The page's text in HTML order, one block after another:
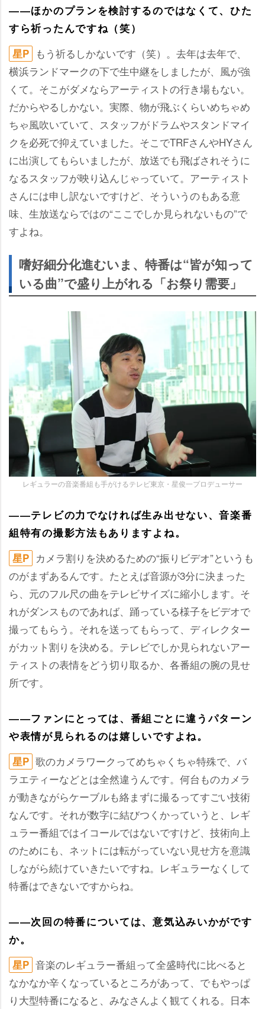
――ほかのプランを検討するのではなくて、ひた
すら祈ったんですね（笑）
星P もう祈るしかないです（笑）。去年は去年で、
横浜ランドマークの下で生中継をしましたが、風が強
くて。そこがダメならアーティストの行き場もない。
だからやるしかない。実際、物が飛ぶくらいめちゃめ
ちゃ風吹いていて、スタッフがドラムやスタンドマイ
クを必死で抑えていました。そこでTRFさんやHYさん
に出演してもらいましたが、放送でも飛ばされそうに
なるスタッフが映り込んじゃっていて。アーティスト
さんには申し訳ないですけど、そういうのもある意
味、生放送ならではの“ここでしか見られないもの”で
すよね。
嗜好細分化進むいま、特番は“皆が知って
いる曲”で盛り上がれる「お祭り需要」
レギュラーの音楽番組も手がけるテレビ東京・星俊一プロデューサー
――テレビの力でなければ生み出せない、音楽番
組特有の撮影方法もありますよね。
星P カメラ割りを決めるための“振りビデオ”というも
のがまずあるんです。たとえば音源が3分に決まった
ら、元のフル尺の曲をテレビサイズに縮小します。そ
れがダンスものであれば、踊っている様子をビデオで
撮ってもらう。それを送ってもらって、ディレクター
がカット割りを決める。テレビでしか見られないアー
ティストの表情をどう切り取るか、各番組の腕の見せ
所です。
――ファンにとっては、番組ごとに違うパターン
表情が見られるのは嬉しいですよね。
星P 歌のカメラワークってめちゃくちゃ特殊で、バ
ラエティーなどとは全然違うんです。何台ものカメラ
が動きながらケーブルも絡まずに撮るってすごい技術
なんです。それが数字に結びつくかっていうと、レギ
ュラー番組ではイコールではないですけど、技術向上
のためにも、ネットには転がっていない見せ方を意識
しながら続けていきたいですね。レギュラーなくして
特番はできないですからね。
――次回の特番については、意気込みいかがです
か。
星P 音楽のレギュラー番組って全盛時代に比べると
なかなか辛くなっているところがあって、でもやっぱ
り大型特番になると、みなさんよく観てくれる。日本